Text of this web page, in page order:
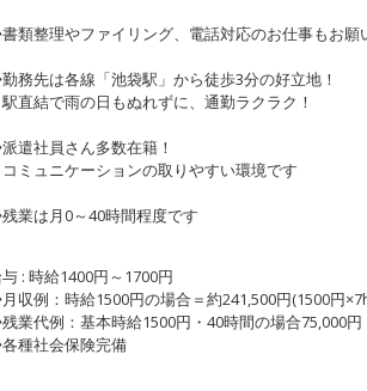
類整理やファイリング、電話対応のお仕事もお願
務先は各線「池袋駅」から徒歩3分の好立地！
直結で雨の日もぬれずに、通勤ラクラク！
遣社員さん多数在籍！
ミュニケーションの取りやすい環境です
業は月0～40時間程度です
: 時給1400円～1700円
収例：時給1500円の場合＝約241,500円(1500円
業代例：基本時給1500円・40時間の場合75,000円
種社会保険完備